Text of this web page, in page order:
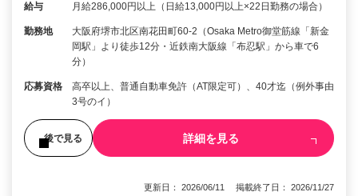
給与 月給286,000円以上（日給13,000円以上×22日勤務の場合）
勤務地
大阪府堺市北区南花田町60-2（Osaka Metro御堂筋線「新金
岡駅」より徒歩12分・近鉄南大阪線「布忍駅」から車で6
分）
応募資格
高卒以上、普通自動車免許（AT限定可）、40才迄（例外事由
3号のイ）
後で見る 詳細を見る
更新日： 2026/06/11 掲載終了日： 2026/11/27